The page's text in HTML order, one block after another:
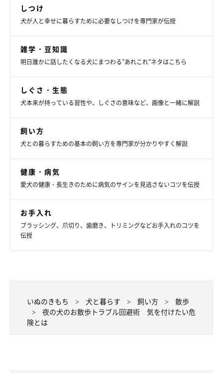
いぬのきもち投稿写真ギャラリー
は、マンホールがまだ熱をもったままのことがあります。夜は足
元が暗く、マンホールを見落としがちなので、ワンちゃんが踏ん
また、夜は昼間より静かで音が響きやすいものです。夜のお散歩
てしまうことも。吠えやすいワンちゃんの場合は、駅前などの音
が多くてにぎやかな場所を選ぶとよいでしょう。
夜のお散歩に潜むトラブルを事前に知って対処することで、お散
歩をより安全にしましょう！飼い主さんもワンちゃんも快適なお
散歩を楽しんでくださいね。
参考／「いぬのきもち」2016年8月号「光って、照らして、トラ
※写真はスマホアプリ「いぬ・ねこのきもち」で投稿されたもの
※記事と写真に関連性はありませんので予めご了承ください。
しつけ
犬が人と幸せに暮らすために必要なしつけを専門家が伝授
雑学・豆知識
明日誰かに話したくなる犬にまつわる”あれこれ”ネタはこちら
しぐさ・生態
犬本来が持っている習性や、しぐさの意味など、画像と一緒に解説
飼い方
犬との暮らすための基本の飼い方を専門家が分かりやすく解説
健康・病気
愛犬の健康・長生きのために病気のサインを見逃さないコツを伝授
お手入れ
ブラッシング、爪切り、歯磨き、トリミングなどお手入れのコツを
伝授
いぬのきもち 犬と暮らす 飼い方
散歩
夜の犬のお散歩トラブル回避術 気を付けたい危
険とは